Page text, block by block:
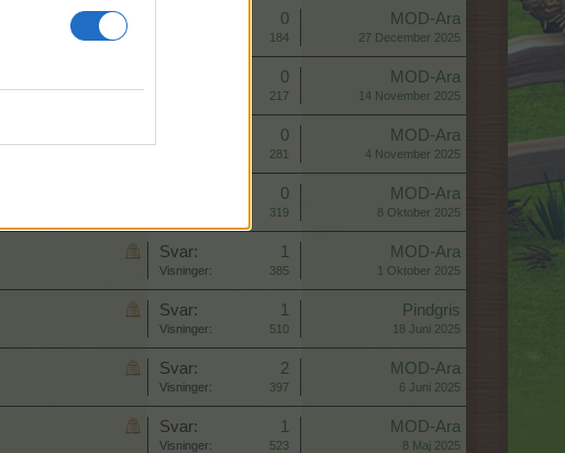
0
184
MOD-Ara
27 December 2025
0
217
MOD-Ara
14 November 2025
0
281
MOD-Ara
4 November 2025
0
319
MOD-Ara
8 Oktober 2025
Svar: 1
Visninger: 385
MOD-Ara
1 Oktober 2025
Svar: 1
Visninger: 510
Pindgris
18 Juni 2025
Svar: 2
Visninger: 397
MOD-Ara
6 Juni 2025
Svar: 1
Visninger: 523
MOD-Ara
8 Maj 2025